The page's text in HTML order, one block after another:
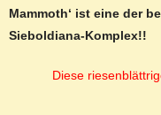
Mammoth‘ ist eine der
Sieboldiana-Komplex!!
Diese